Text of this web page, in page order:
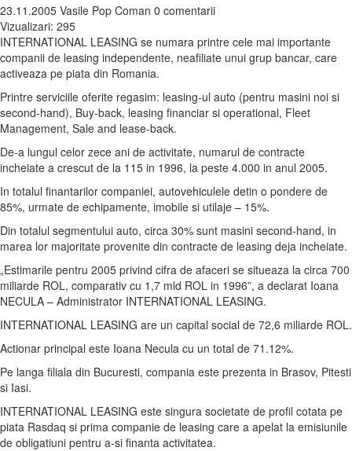
23.11.2005 Vasile Pop Coman 0 comentarii
Vizualizari: 295
INTERNATIONAL LEASING se numara printre cele mai importante
companii de leasing independente, neafiliate unui grup bancar, care
activeaza pe piata din Romania.
Printre serviciile oferite regasim: leasing-ul auto (pentru masini noi si
second-hand), Buy-back, leasing financiar si operational, Fleet
Management, Sale and lease-back.
De-a lungul celor zece ani de activitate, numarul de contracte
incheiate a crescut de la 115 in 1996, la peste 4.000 in anul 2005.
In totalul finantarilor companiei, autovehiculele detin o pondere de
85%, urmate de echipamente, imobile si utilaje – 15%.
Din totalul segmentului auto, circa 30% sunt masini second-hand, in
marea lor majoritate provenite din contracte de leasing deja incheiate.
„Estimarile pentru 2005 privind cifra de afaceri se situeaza la circa 700
miliarde ROL, comparativ cu 1,7 mld ROL in 1996”, a declarat Ioana
NECULA – Administrator INTERNATIONAL LEASING.
INTERNATIONAL LEASING are un capital social de 72,6 miliarde ROL.
Actionar principal este Ioana Necula cu un total de 71.12%.
Pe langa filiala din Bucuresti, compania este prezenta in Brasov, Pitesti
si Iasi.
INTERNATIONAL LEASING este singura societate de profil cotata pe
piata Rasdaq si prima companie de leasing care a apelat la emisiunile
de obligatiuni pentru a-si finanta activitatea.